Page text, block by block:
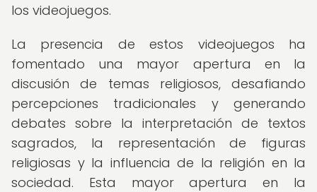
los videojuegos.
La presencia de estos videojuegos ha
fomentado una mayor apertura en la
discusión de temas religiosos, desafiando
percepciones tradicionales y generando
debates sobre la interpretación de textos
sagrados, la representación de figuras
religiosas y la influencia de la religión en la
sociedad. Esta mayor apertura en la